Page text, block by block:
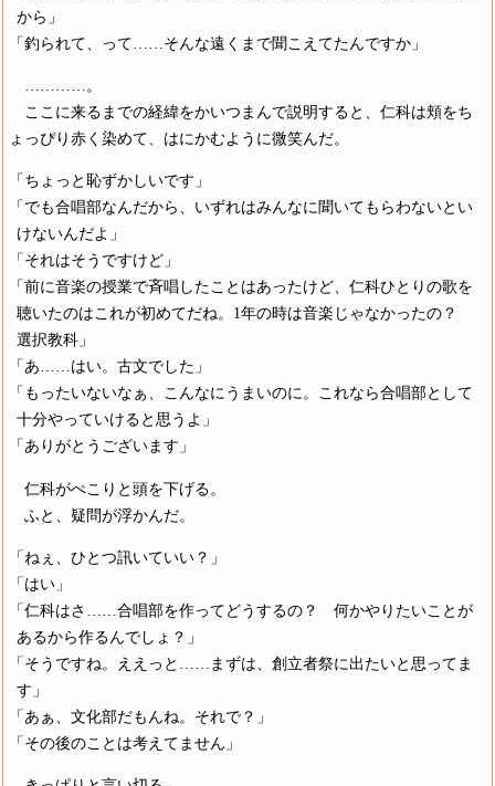
から」
「釣られて、って……そんな遠くまで聞こえてたんですか」
…………。
ここに来るまでの経緯をかいつまんで説明すると、仁科は頬をち
ょっぴり赤く染めて、はにかむように微笑んだ。
「ちょっと恥ずかしいです」
「でも合唱部なんだから、いずれはみんなに聞いてもらわないとい
けないんだよ」
「それはそうですけど」
「前に音楽の授業で斉唱したことはあったけど、仁科ひとりの歌を
聴いたのはこれが初めてだね。1年の時は音楽じゃなかったの？
選択教科」
「あ……はい。古文でした」
「もったいないなぁ、こんなにうまいのに。これなら合唱部として
十分やっていけると思うよ」
「ありがとうございます」
仁科がぺこりと頭を下げる。
ふと、疑問が浮かんだ。
「ねぇ、ひとつ訊いていい？」
「はい」
「仁科はさ……合唱部を作ってどうするの？ 何かやりたいことが
あるから作るんでしょ？」
「そうですね。ええっと……まずは、創立者祭に出たいと思ってま
す」
「あぁ、文化部だもんね。それで？」
「その後のことは考えてません」